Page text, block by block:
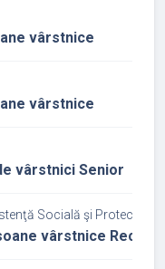
vârstnice
vârstnice
vârstnici Senior
Socială şi Protecţia
vârstnice Recea